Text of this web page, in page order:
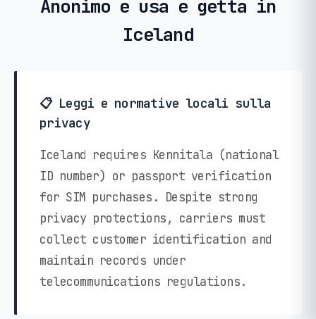
Anonimo e usa e getta in
Iceland
📋 Leggi e normative locali sulla
privacy
Iceland requires Kennitala (national
ID number) or passport verification
for SIM purchases. Despite strong
privacy protections, carriers must
collect customer identification and
maintain records under
telecommunications regulations.